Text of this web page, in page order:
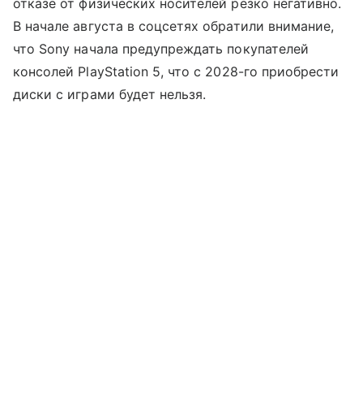
В начале августа в соцсетях обратили внимание,
что Sony начала предупреждать покупателей
консолей PlayStation 5, что с 2028-го приобрести
диски с играми будет нельзя.